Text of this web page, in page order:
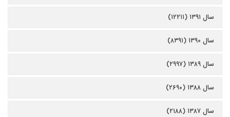
سال ۱۳۹۱ (۱۲۲۱۱)
سال ۱۳۹۰ (۸۳۹۱)
سال ۱۳۸۹ (۲۹۹۷)
سال ۱۳۸۸ (۲۶۹۰)
سال ۱۳۸۷ (۲۱۸۸)